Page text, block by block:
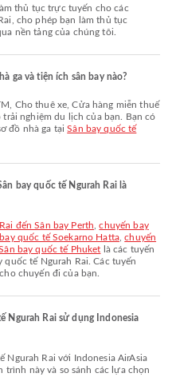
cho phép bạn làm thủ tục
nền tảng của chúng tôi.
ga và tiện ích sân bay nào?
nghiệm du lịch của bạn. Bạn có
đồ nhà ga tạiSân bay quốc tế
bay quốc tế Ngurah Rai là
đến Sân bay Perth ,chuyến bay
quốc tế Soekarno Hatta,chuyến
bay quốc tế Phuket là các tuyến
tế Ngurah Rai. Các tuyến
chuyến đi của bạn.
Ngurah Rai sử dụng Indonesia
trình này và so sánh các lựa chọn